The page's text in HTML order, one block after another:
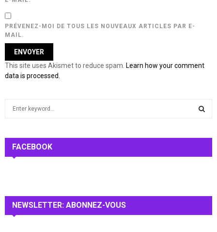
PRÉVENEZ-MOI DE TOUS LES NOUVEAUX ARTICLES PAR E-
MAIL.
This site uses Akismet to reduce spam. Learn how your comment
data is processed.
:
FACEBOOK
NEWSLETTER: ABONNEZ-VOUS